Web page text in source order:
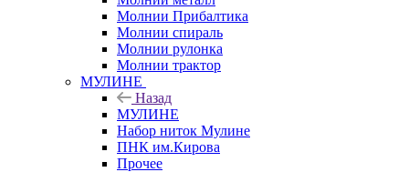
Молнии Прибалтика
Молнии спираль
Молнии рулонка
Молнии трактор
МУЛИНЕ
Назад
МУЛИНЕ
Набор ниток Мулине
ПНК им.Кирова
Прочее